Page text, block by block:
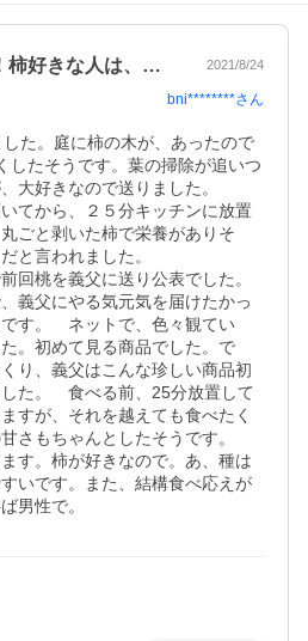
相手に珍しがられた！柿好きな人は、いい！ 2021/8/24
bni********さん
た。庭に柿の木が、あったので
したそうです。葉の掃除が追いつ
大好きなので送りました。
てから、２５分キッチンに放置
ごと剥いた柿で栄養がありそ
と言われました。
回桃を義父に送り公表でした。
義父にやる気元気を届けたかっ
す。　ネットで、色々観てい
。初めて見る商品でした。で
り、義父はこんな珍しい商品初
た。　食べる前、25分放置して
すが、それを越えても食べたく
さもちゃんとしたそうです。
す。柿が好きなので。あ、種は
いです。また、結構食べ応えが
男性で。